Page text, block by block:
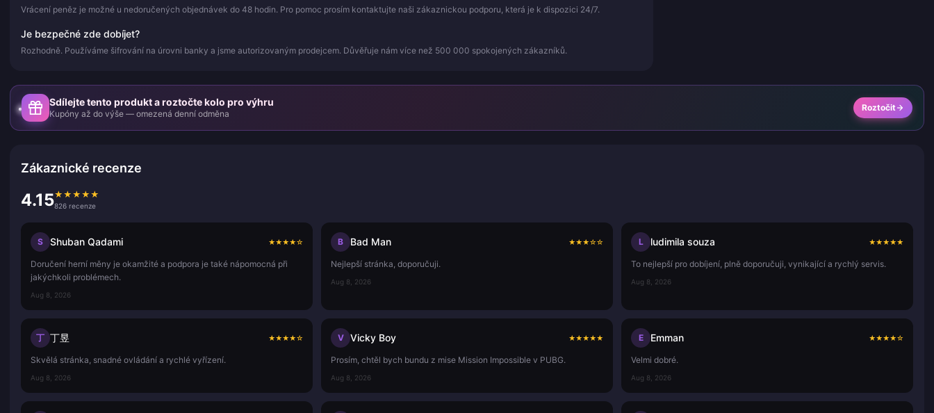
Vrácení peněz je možné u nedoručených objednávek do 48 hodin. Pro pomoc prosím kontaktujte naši zákaznickou podporu, která je k dispozici 24/7.
Je bezpečné zde dobíjet?
Rozhodně. Používáme šifrování na úrovni banky a jsme autorizovaným prodejcem. Důvěřuje nám více než 500 000 spokojených zákazníků.
Sdílejte tento produkt a roztočte kolo pro výhru
Kupóny až do výše — omezená denní odměna
Roztočit
Zákaznické recenze
4.15★ ★ ★ ★ ★
826 recenze
S Shuban Qadami ★★★★☆
Doručení herní měny je okamžité a podpora je také nápomocná při
jakýchkoli problémech.
Aug 8, 2026
B Bad Man ★★★☆☆
Nejlepší stránka, doporučuji.
Aug 8, 2026
L ludimila souza ★★★★★
To nejlepší pro dobíjení, plně doporučuji, vynikající a rychlý servis.
Aug 8, 2026
丁 丁昱 ★★★★☆
Skvělá stránka, snadné ovládání a rychlé vyřízení.
Aug 8, 2026
V Vicky Boy ★★★★★
Prosím, chtěl bych bundu z mise Mission Impossible v PUBG.
Aug 8, 2026
E Emman ★★★★☆
Velmi dobré.
Aug 8, 2026